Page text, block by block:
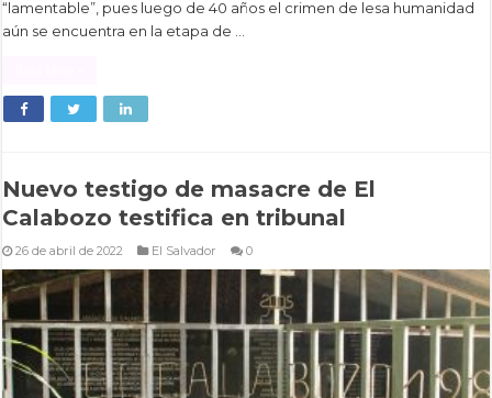
“lamentable”, pues luego de 40 años el crimen de lesa humanidad
aún se encuentra en la etapa de …
Nuevo testigo de masacre de El
Calabozo testifica en tribunal
26 de abril de 2022 El Salvador 0